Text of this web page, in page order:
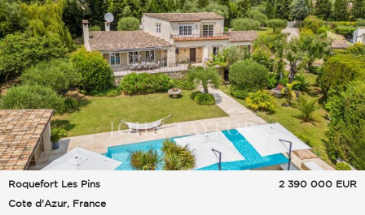
Roquefort Les Pins
Cote d'Azur, France
2 390 000 EUR